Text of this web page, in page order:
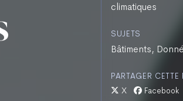
climatiques
SUJETS
Bâtiments,
PARTAGER
X
Facebook